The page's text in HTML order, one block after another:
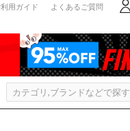
利用ガイド よくあるご質問